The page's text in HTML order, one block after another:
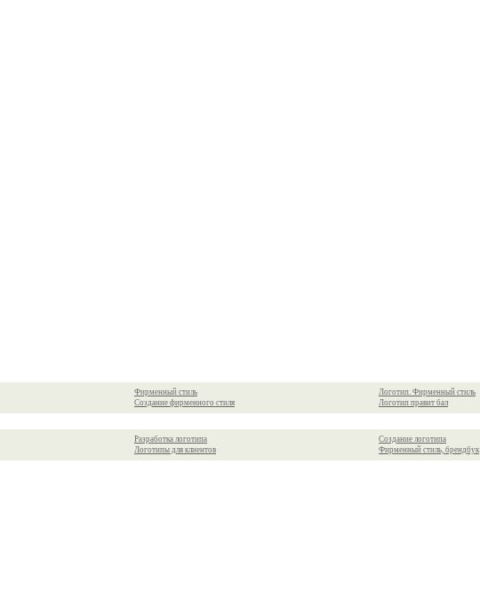
Фирменный стиль
Создание фирменного стиля
Логотип. Фирменный стиль
Логотип правит бал
Разработка логотипа
Логотипы для клиентов
Создание логотипа
Фирменный стиль, брендбук